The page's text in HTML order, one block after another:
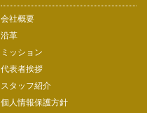
会社概要
沿革
ミッション
代表者挨拶
スタッフ紹介
個人情報保護方針